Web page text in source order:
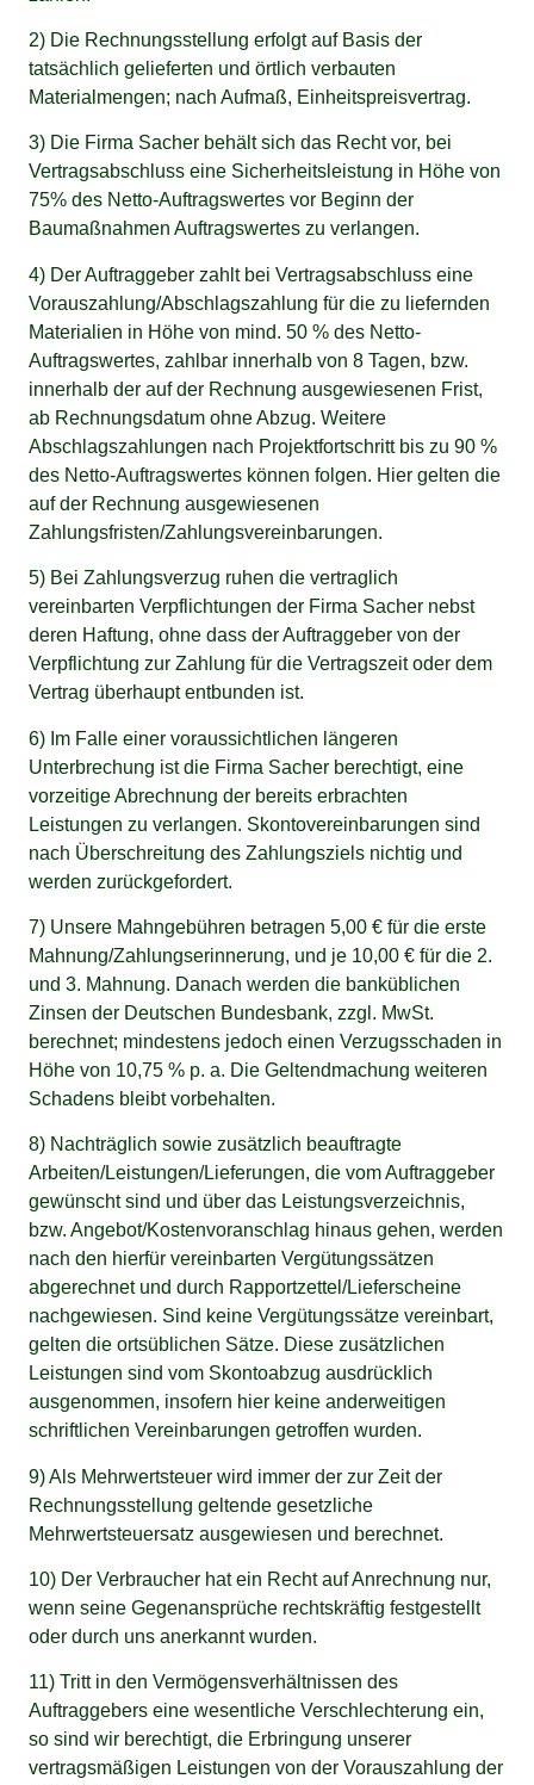
2) Die Rechnungsstellung erfolgt auf Basis der
tatsächlich gelieferten und örtlich verbauten
Materialmengen; nach Aufmaß, Einheitspreisvertrag.
3) Die Firma Sacher behält sich das Recht vor, bei
Vertragsabschluss eine Sicherheitsleistung in Höhe von
75% des Netto-Auftragswertes vor Beginn der
Baumaßnahmen Auftragswertes zu verlangen.
4) Der Auftraggeber zahlt bei Vertragsabschluss eine
Vorauszahlung/Abschlagszahlung für die zu liefernden
Materialien in Höhe von mind. 50 % des Netto-
Auftragswertes, zahlbar innerhalb von 8 Tagen, bzw.
innerhalb der auf der Rechnung ausgewiesenen Frist,
ab Rechnungsdatum ohne Abzug. Weitere
Abschlagszahlungen nach Projektfortschritt bis zu 90 %
des Netto-Auftragswertes können folgen. Hier gelten die
auf der Rechnung ausgewiesenen
Zahlungsfristen/Zahlungsvereinbarungen.
5) Bei Zahlungsverzug ruhen die vertraglich
vereinbarten Verpflichtungen der Firma Sacher nebst
deren Haftung, ohne dass der Auftraggeber von der
Verpflichtung zur Zahlung für die Vertragszeit oder dem
Vertrag überhaupt entbunden ist.
6) Im Falle einer voraussichtlichen längeren
Unterbrechung ist die Firma Sacher berechtigt, eine
vorzeitige Abrechnung der bereits erbrachten
Leistungen zu verlangen. Skontovereinbarungen sind
nach Überschreitung des Zahlungsziels nichtig und
werden zurückgefordert.
7) Unsere Mahngebühren betragen 5,00 € für die erste
Mahnung/Zahlungserinnerung, und je 10,00 € für die 2.
und 3. Mahnung. Danach werden die banküblichen
Zinsen der Deutschen Bundesbank, zzgl. MwSt.
berechnet; mindestens jedoch einen Verzugsschaden in
Höhe von 10,75 % p. a. Die Geltendmachung weiteren
Schadens bleibt vorbehalten.
8) Nachträglich sowie zusätzlich beauftragte
Arbeiten/Leistungen/Lieferungen, die vom Auftraggeber
gewünscht sind und über das Leistungsverzeichnis,
bzw. Angebot/Kostenvoranschlag hinaus gehen, werden
nach den hierfür vereinbarten Vergütungssätzen
abgerechnet und durch Rapportzettel/Lieferscheine
nachgewiesen. Sind keine Vergütungssätze vereinbart,
gelten die ortsüblichen Sätze. Diese zusätzlichen
Leistungen sind vom Skontoabzug ausdrücklich
ausgenommen, insofern hier keine anderweitigen
schriftlichen Vereinbarungen getroffen wurden.
9) Als Mehrwertsteuer wird immer der zur Zeit der
Rechnungsstellung geltende gesetzliche
Mehrwertsteuersatz ausgewiesen und berechnet.
10) Der Verbraucher hat ein Recht auf Anrechnung nur,
wenn seine Gegenansprüche rechtskräftig festgestellt
oder durch uns anerkannt wurden.
11) Tritt in den Vermögensverhältnissen des
Auftraggebers eine wesentliche Verschlechterung ein,
so sind wir berechtigt, die Erbringung unserer
vertragsmäßigen Leistungen von der Vorauszahlung der